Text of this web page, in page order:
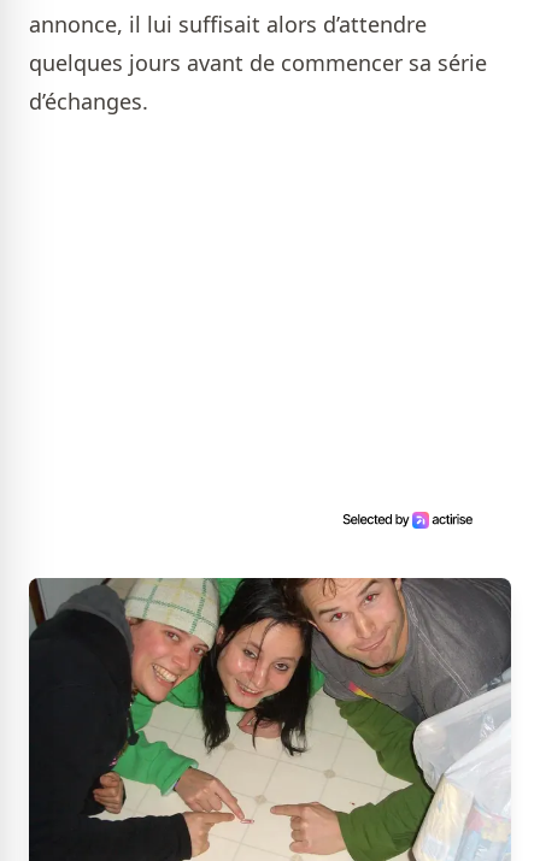
annonce, il lui suffisait alors d’attendre
quelques jours avant de commencer sa série
d’échanges.